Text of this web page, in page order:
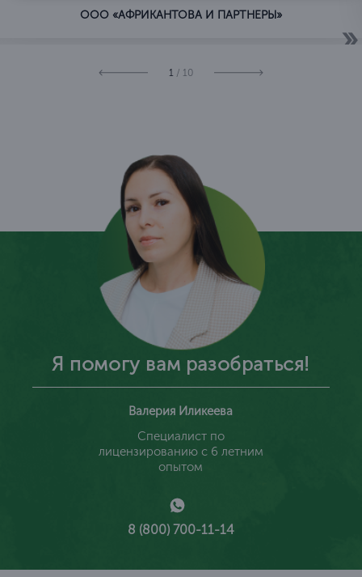
ООО «АФРИКАНТОВА И ПАРТНЕРЫ»
1 / 10
Я помогу вам разобраться!
Валерия Иликеева
Специалист по
лицензированию с 6 летним
опытом
8 (800) 700-11-14